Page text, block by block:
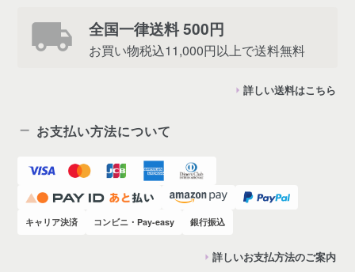
全国一律送料 500円
お買い物税込11,000円以上で送料無料
詳しい送料はこちら
お支払い方法について
キャリア決済 コンビニ・Pay-easy 銀行振込
詳しいお支払方法のご案内